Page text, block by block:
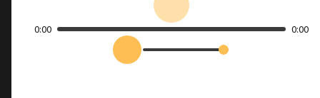
0:00 0:00